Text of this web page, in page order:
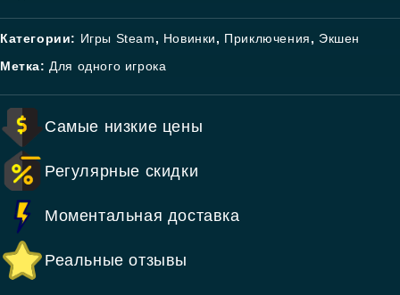
Категории: Игры Steam, Новинки, Приключения, Экшен
Метка: Для одного игрока
Самые низкие цены
Регулярные скидки
Моментальная доставка
Реальные отзывы